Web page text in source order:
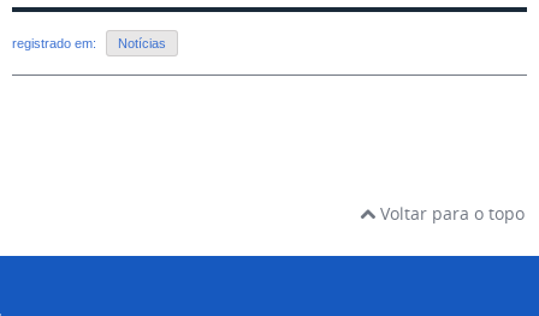
registrado em: Notícias
Voltar para o topo